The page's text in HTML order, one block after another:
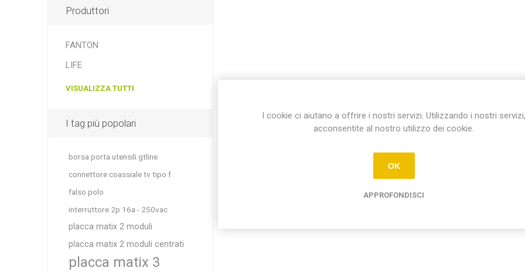
Produttori
FANTON
LIFE
VISUALIZZA TUTTI
I tag più popolari
borsa porta utensili gtline
connettore coassiale tv tipo f
falso polo
interruttore 2p 16a - 250vac
placca matix 2 moduli
placca matix 2 moduli centrati
placca matix 3
I cookie ci aiutano a offrire i nostri servizi. Utilizzando i nostri servizi,
acconsentite al nostro utilizzo dei cookie.
OK
APPROFONDISCI